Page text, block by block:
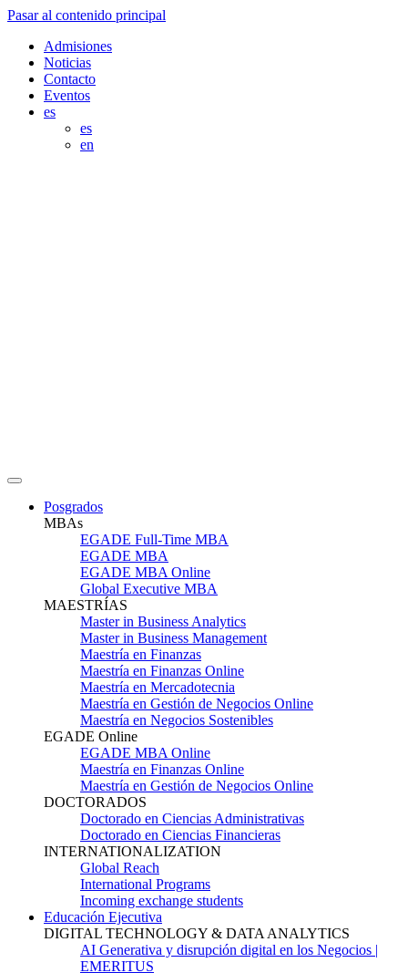
Pasar al contenido principal
Admisiones
Noticias
Contacto
Eventos
es
es
en
Posgrados
MBAs
EGADE Full-Time MBA
EGADE MBA
EGADE MBA Online
Global Executive MBA
MAESTRÍAS
Master in Business Analytics
Master in Business Management
Maestría en Finanzas
Maestría en Finanzas Online
Maestría en Mercadotecnia
Maestría en Gestión de Negocios Online
Maestría en Negocios Sostenibles
EGADE Online
EGADE MBA Online
Maestría en Finanzas Online
Maestría en Gestión de Negocios Online
DOCTORADOS
Doctorado en Ciencias Administrativas
Doctorado en Ciencias Financieras
INTERNATIONALIZATION
Global Reach
International Programs
Incoming exchange students
Educación Ejecutiva
DIGITAL TECHNOLOGY & DATA ANALYTICS
AI Generativa y disrupción digital en los Negocios |
EMERITUS